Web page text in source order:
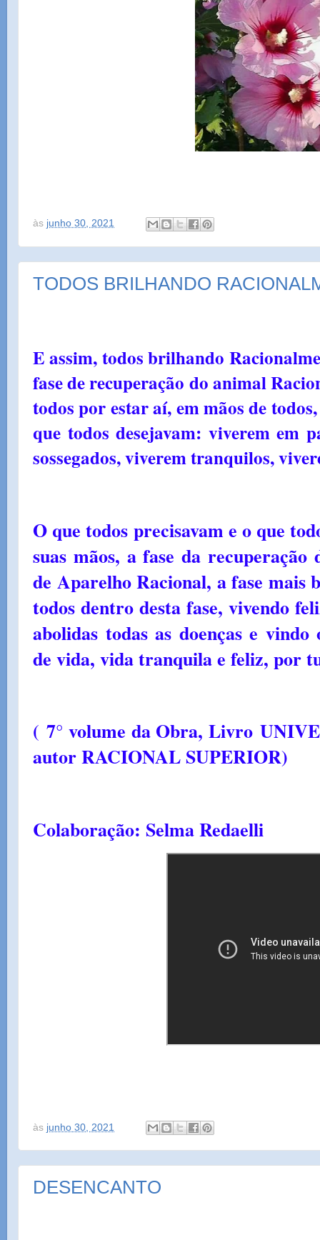
às junho 30, 2021
TODOS BRILHANDO
E assim, todos brilhando
fase de recuperação do animal
todos por estar aí, em mãos de
que todos desejavam: viverem em
sossegados, viverem tranquilos,
O que todos precisavam e o que
suas mãos, a fase da
de Aparelho Racional, a fase mais
todos dentro desta fase, vivendo
abolidas todas as doenças e
de vida, vida tranquila e feliz, por
( 7° volume da Obra, Livro
autor RACIONAL SUPERIOR)
Colaboração: Selma Redaelli
às junho 30, 2021
DESENCANTO